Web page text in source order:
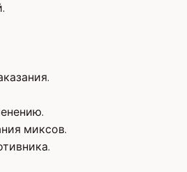
миксов.